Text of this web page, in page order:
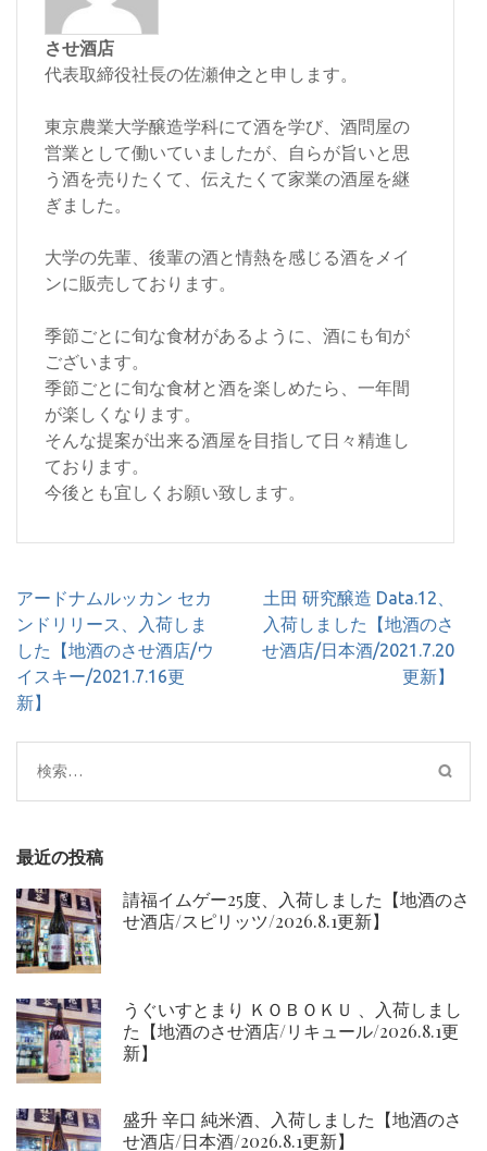
させ酒店
代表取締役社長の佐瀬伸之と申します。
東京農業大学醸造学科にて酒を学び、酒問屋の
営業として働いていましたが、自らが旨いと思
う酒を売りたくて、伝えたくて家業の酒屋を継
ぎました。
大学の先輩、後輩の酒と情熱を感じる酒をメイ
ンに販売しております。
季節ごとに旬な食材があるように、酒にも旬が
ございます。
季節ごとに旬な食材と酒を楽しめたら、一年間
が楽しくなります。
そんな提案が出来る酒屋を目指して日々精進し
ております。
今後とも宜しくお願い致します。
投
稿
ナ
ビ
ゲ
ョ
ン
アードナムルッカン セカ
ンドリリース、入荷しま
した【地酒のさせ酒店/ウ
イスキー/2021.7.16更
新】
土田 研究醸造 Data.12、
入荷しました【地酒のさ
せ酒店/日本酒/2021.7.20
更新】
検
索:
最近の投稿
請福イムゲー25度、入荷しました【地酒のさ
せ酒店/スピリッツ/2026.8.1更新】
うぐいすとまり ＫＯＢＯＫＵ 、入荷しまし
た【地酒のさせ酒店/リキュール/2026.8.1更
新】
盛升 辛口 純米酒、入荷しました【地酒のさ
せ酒店/日本酒/2026.8.1更新】